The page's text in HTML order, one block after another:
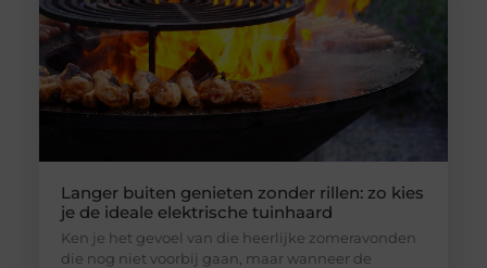
Langer buiten genieten zonder rillen: zo kies
je de ideale elektrische tuinhaard
Ken je het gevoel van die heerlijke zomeravonden
die nog niet voorbij gaan, maar wanneer de